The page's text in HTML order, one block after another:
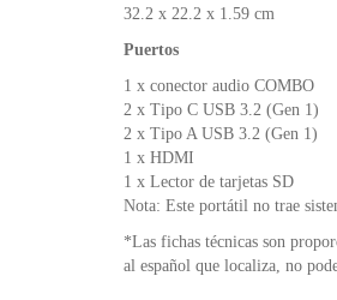
32.2 x 22.2 x 1.59 cm
Puertos
1 x conector audio COMBO
2 x Tipo C USB 3.2 (Gen 1)
2 x Tipo A USB 3.2 (Gen 1)
1 x HDMI
1 x Lector de tarjetas SD
Nota: Este portátil no trae
*Las fichas técnicas son
al español que localiza, no